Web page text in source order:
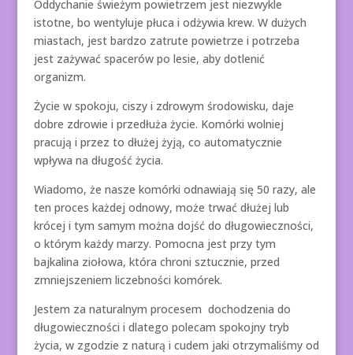
Oddychanie świeżym powietrzem jest niezwykle
istotne, bo wentyluje płuca i odżywia krew. W dużych
miastach, jest bardzo zatrute powietrze i potrzeba
jest zażywać spacerów po lesie, aby dotlenić
organizm.
Życie w spokoju, ciszy i zdrowym środowisku, daje
dobre zdrowie i przedłuża życie. Komórki wolniej
pracują i przez to dłużej żyją, co automatycznie
wpływa na długość życia.
Wiadomo, że nasze komórki odnawiają się 50 razy, ale
ten proces każdej odnowy, może trwać dłużej lub
krócej i tym samym można dojść do długowieczności,
o którym każdy marzy. Pomocna jest przy tym
bajkalina ziołowa, która chroni sztucznie, przed
zmniejszeniem liczebności komórek.
Jestem za naturalnym procesem dochodzenia do
długowieczności i dlatego polecam spokojny tryb
życia, w zgodzie z naturą i cudem jaki otrzymaliśmy od